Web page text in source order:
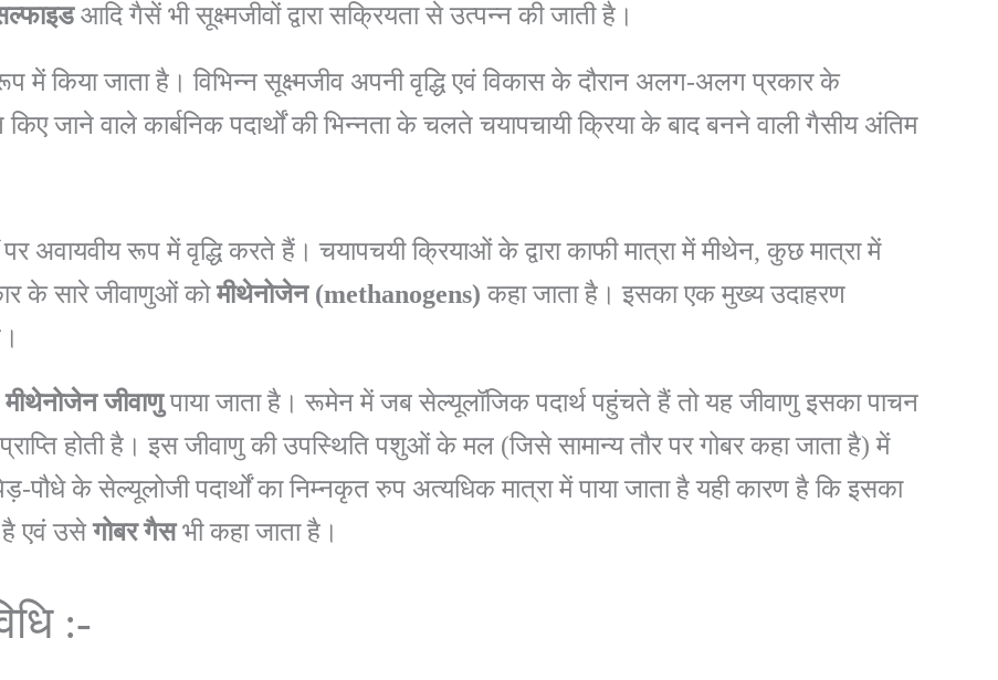
आदि गैसें भी सूक्ष्मजीवों द्वारा सक्रियता से उत्पन्न की जाती है।
किया जाता है। विभिन्न सूक्ष्मजीव अपनी वृद्धि एवं विकास के दौरान अलग-अलग प्रकार के
जाने वाले कार्बनिक पदार्थों की भिन्नता के चलते चयापचायी क्रिया के बाद बनने वाली गैसीय अंतिम
अवायवीय रूप में वृद्धि करते हैं। चयापचयी क्रियाओं के द्वारा काफी मात्रा में मीथेन, कुछ मात्रा में
के सारे जीवाणुओं कोमीथेनोजेन (methanogens) कहा जाता है। इसका एक मुख्य उदाहरण
मीथेनोजेन जीवाणुपाया जाता है। रूमेन में जब सेल्यूलॉजिक पदार्थ पहुंचते हैं तो यह जीवाणु इसका पाचन
होती है। इस जीवाणु की उपस्थिति पशुओं के मल (जिसे सामान्य तौर पर गोबर कहा जाता है) में
पौधे के सेल्यूलोजी पदार्थों का निम्नकृत रुप अत्यधिक मात्रा में पाया जाता है यही कारण है कि इसका
है एवं उसेगोबर गैसभी कहा जाता है।
:-